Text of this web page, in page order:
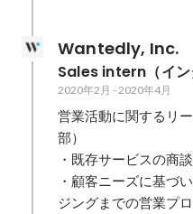
Wantedly, Inc.
Sales intern（イン
2020年2月 -2020年4月
営業活動に関するリ
部）
・既存サービスの商
・顧客ニーズに基づ
ジングまでの営業プ